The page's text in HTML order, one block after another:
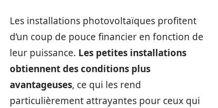
Les installations photovoltaïques profitent
d’un coup de pouce financier en fonction de
leur puissance. Les petites installations
obtiennent des conditions plus
avantageuses, ce qui les rend
particulièrement attrayantes pour ceux qui